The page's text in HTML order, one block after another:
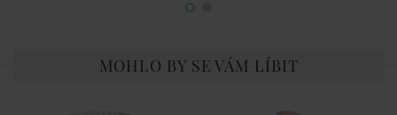
MOHLO BY SE VÁM LÍBIT